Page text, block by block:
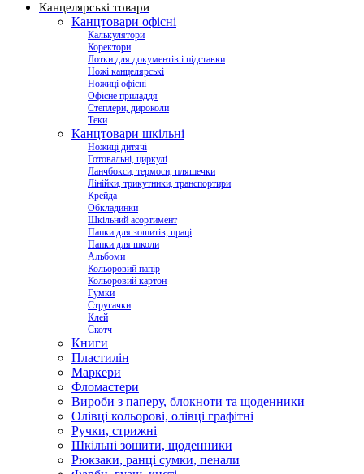
Канцелярські товари
Канцтовари офісні
Калькулятори
Коректори
Лотки для документів і підставки
Ножі канцелярські
Ножиці офісні
Офісне приладдя
Степлери, дироколи
Теки
Канцтовари шкільні
Ножиці дитячі
Готовальні, циркулі
Ланчбокси, термоси, пляшечки
Лінійки, трикутники, транспортири
Крейда
Обкладинки
Шкільний асортимент
Папки для зошитів, праці
Папки для школи
Альбоми
Кольоровий папір
Кольоровий картон
Гумки
Стругачки
Клей
Скотч
Книги
Пластилін
Маркери
Фломастери
Вироби з паперу, блокноти та щоденники
Олівці кольорові, олівці графітні
Ручки, стрижні
Шкільні зошити, щоденники
Рюкзаки, ранці сумки, пенали